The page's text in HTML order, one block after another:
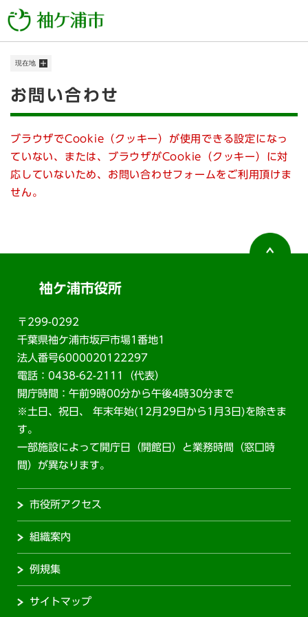
ー
メニューを飛ばして本文へ
現在地
本
お問い合わせ
ブラウザでCookie（クッキー）が使用できる設定になっ
ていない、または、ブラウザがCookie（クッキー）に対
応していないため、お問い合わせフォームをご利用頂けま
せん。
袖ケ浦市役所
〒299-0292
千葉県袖ケ浦市坂戸市場1番地1
法人番号6000020122297
電話：0438-62-2111（代表）
開庁時間：午前9時00分から午後4時30分まで
※土日、祝日、 年末年始(12月29日から1月3日)を除きま
す。
一部施設によって開庁日（開館日）と業務時間（窓口時
間）が異なります。
市役所アクセス
組織案内
例規集
サイトマップ